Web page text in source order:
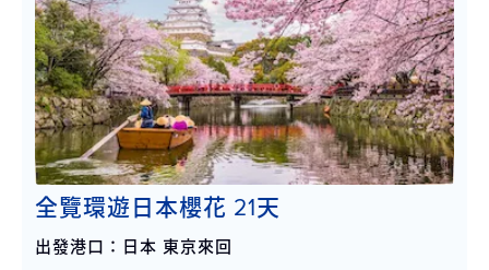
全覽環遊日本櫻花 21天
出發港口：日本 東京來回